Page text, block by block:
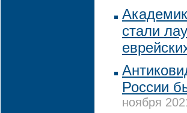
стали
России
ноября